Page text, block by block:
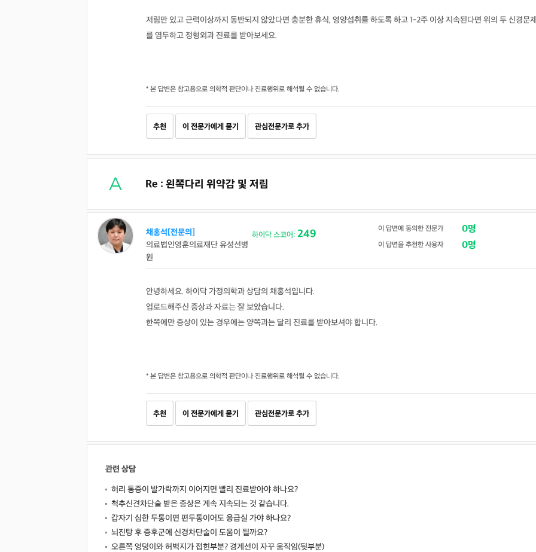
저림만 있고 근력이상까지 동반되지 않았다면 충분한 휴식, 영양섭취를 하도록 하고 1-2주 이상 지속된다면 위의 두 신경문
를 염두하고 정형외과 진료를 받아보세요.
* 본 답변은 참고용으로 의학적 판단이나 진료행위로 해석될 수 없습니다.
추천 이 전문가에게 묻기 관심전문가로 추가
Re : 왼쪽다리 위약감 및 저림
채홍석[전문의]
의료법인영훈의료재단 유성선병
원
하이닥 스코어: 249 이 답변에 동의한 전문가 0명
이 답변을 추천한 사용자 0명
안녕하세요. 하이닥 가정의학과 상담의 채홍석입니다.
업로드해주신 증상과 자료는 잘 보았습니다.
한쪽에만 증상이 있는 경우에는 양쪽과는 달리 진료를 받아보셔야 합니다.
* 본 답변은 참고용으로 의학적 판단이나 진료행위로 해석될 수 없습니다.
추천 이 전문가에게 묻기 관심전문가로 추가
관련 상담
허리 통증이 발가락까지 이어지면 빨리 진료받아야 하나요?
척추신견차단술 받은 증상은 계속 지속되는 것 같습니다.
갑자기 심한 두통이면 편두통이어도 응급실 가야 하나요?
뇌진탕 후 증후군에 신경차단술이 도움이 될까요?
오른쪽 엉덩이와 허벅지가 접힌부분? 경계선이 자꾸 움직임(뒷부분)